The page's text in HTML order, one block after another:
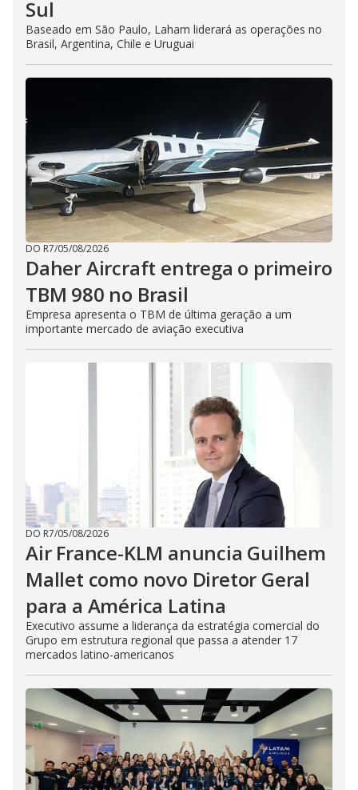
Sul
Baseado em São Paulo, Laham liderará as operações no
Brasil, Argentina, Chile e Uruguai
DO R7/05/08/2026
Daher Aircraft entrega o primeiro
TBM 980 no Brasil
Empresa apresenta o TBM de última geração a um
importante mercado de aviação executiva
DO R7/05/08/2026
Air France-KLM anuncia Guilhem
Mallet como novo Diretor Geral
para a América Latina
Executivo assume a liderança da estratégia comercial do
Grupo em estrutura regional que passa a atender 17
mercados latino-americanos